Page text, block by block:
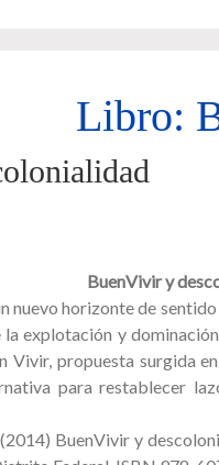
Libro:
BuenVivir y
nuevo horizonte de
explotación y
Vivir, propuesta surgida
para restablecer
BuenVivir y